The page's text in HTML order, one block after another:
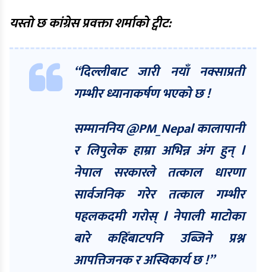
यस्तो छ कांग्रेस प्रवक्ता शर्माको ट्वीट:
“दिल्लीबाट जारी नयाँ नक्साप्रती
गम्भीर ध्यानाकर्षण भएको छ !
सम्माननिय @PM_Nepal कालापानी
र लिपुलेक हाम्रा अभिन्न अंग हुन् l
नेपाल सरकारले तत्काल धारणा
सार्वजनिक गरेर तत्काल गम्भीर
पहलकदमी गरोस् l नेपाली माटोका
बारे कहिँबाटपनि उब्जिने प्रश्न
आपत्तिजनक र अस्विकार्य छ !”